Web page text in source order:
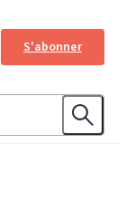
S'abonner